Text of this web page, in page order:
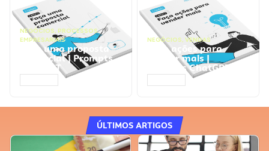
NEGÓCIOS, PROCESSOS
EMPRESARIAIS
Faça uma proposta
comercial | Prompts
ChatGPT
NEGÓCIOS, VENDAS
Faça ações para
vender mais |
Prompts ChatGPT
ÚLTIMOS ARTIGOS